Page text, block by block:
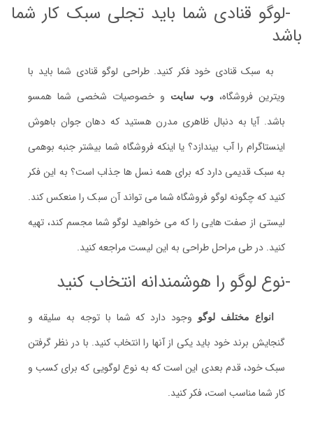
-لوگو قنادی شما باید تجلی سبک کار شما
باشد
به سبک قنادی خود فکر کنید. طراحی لوگو قنادی شما باید با
ویترین فروشگاه، وب سایت
و خصوصیات شخصی شما همسو
باشد. آیا به دنبال ظاهری مدرن هستید که دهان جوان باهوش
اینستاگرام را آب بیندازد؟ یا اینکه فروشگاه شما بیشتر جنبه بوهمی
به سبک قدیمی دارد که برای همه نسل ها جذاب است؟ به این فکر
کنید که چگونه لوگو فروشگاه شما می تواند آن سبک را منعکس کند.
لیستی از صفت هایی را که می خواهید لوگو شما مجسم کند، تهیه
کنید. در طی مراحل طراحی به این لیست مراجعه کنید.
-نوع لوگو را هوشمندانه انتخاب کنید
انواع مختلف لوگو وجود دارد که شما با توجه به سلیقه و
گنجایش برند خود باید یکی از آنها را انتخاب کنید. با در نظر گرفتن
سبک خود، قدم بعدی این است که به نوع لوگویی که برای کسب و
کار شما مناسب است، فکر کنید.